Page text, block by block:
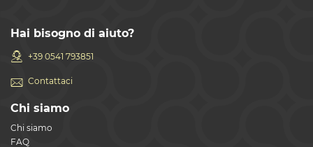
Hai bisogno di aiuto?
+39 0541 793851
Contattaci
Chi siamo
Chi siamo
FAQ